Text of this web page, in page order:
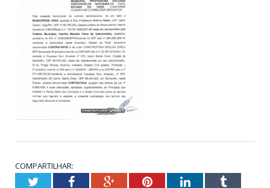
COMPARTILHAR:
TwitterFacebookGoogle+PinterestLinkedInTumblr